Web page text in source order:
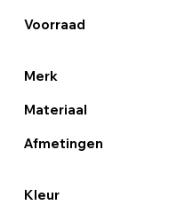
Voorraad
Merk
Materiaal
Afmetingen
Kleur